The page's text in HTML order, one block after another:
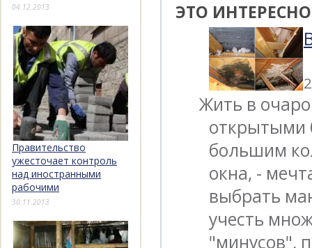
ЭТО ИНТЕРЕСНО
Жить в
открытыми
большим
окна, -
выбрать
учесть
"минусов",
04.12.2013
Правительство
ужесточает контроль
над иностранными
рабочими
30.11.2013